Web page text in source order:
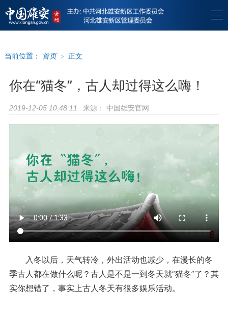
当前位置： 首页 > 正文
你在“猫冬”，古人却过得这么嗨！
2019-12-05 10:48:11 来源： 中国雄安官网
入冬以后，天气转冷，外出活动也减少，在漫长的冬
季古人都在做什么呢？古人是不是一到冬天就“猫冬”了？其
实你想错了，事实上古人冬天有很多娱乐活动。